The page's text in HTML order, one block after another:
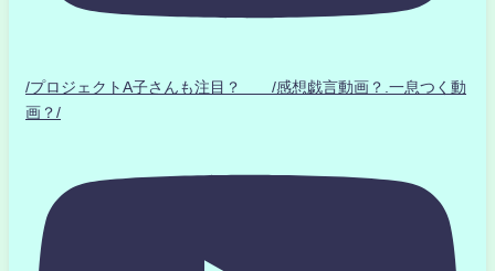
/プロジェクトA子さんも注目？ /感想戯言動画？.一息つく動
画？/